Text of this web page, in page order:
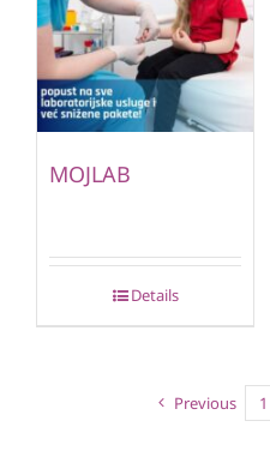
MOJLAB
Details
Previous 1